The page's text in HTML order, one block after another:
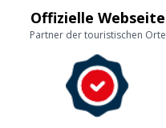
Offizielle Webseite
Partner der touristischen Orte